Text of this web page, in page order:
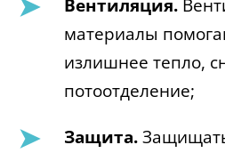
Вентиляция.
материалы
излишнее тепло,
потоотделение;
Защита.